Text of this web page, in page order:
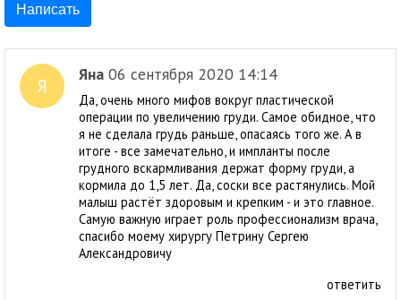
Написать
Я
Яна 06 сентября 2020 14:14
Да, очень много мифов вокруг пластической
операции по увеличению груди. Самое обидное, что
я не сделала грудь раньше, опасаясь того же. А в
итоге - все замечательно, и импланты после
грудного вскармливания держат форму груди, а
кормила до 1,5 лет. Да, соски все растянулись. Мой
малыш растёт здоровым и крепким - и это главное.
Самую важную играет роль профессионализм врача,
спасибо моему хирургу Петрину Сергею
Александровичу
ответить